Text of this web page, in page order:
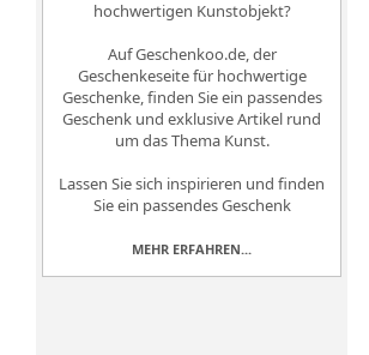
hochwertigen Kunstobjekt?
AufGeschenkoo.de, der
Geschenkeseite für hochwertige
Geschenke, finden Sie ein passendes
Geschenk und exklusive Artikel rund
um das Thema Kunst.
Lassen Sie sich inspirieren und finden
Sie ein passendes Geschenk
MEHR ERFAHREN...